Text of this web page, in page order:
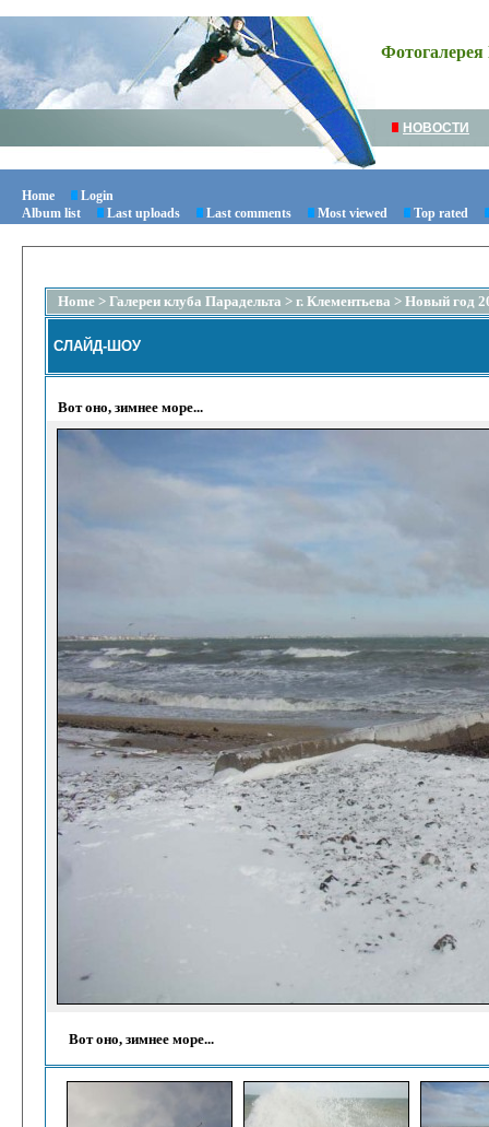
Фотогалерея
НОВОСТИ
Home
Login
Album list
Last uploads Last comments Most viewed Top rated
Home > Галереи клуба Парадельта > г. Клементьева > Новый год
СЛАЙД-ШОУ
Вот оно, зимнее море...
Вот оно, зимнее море...